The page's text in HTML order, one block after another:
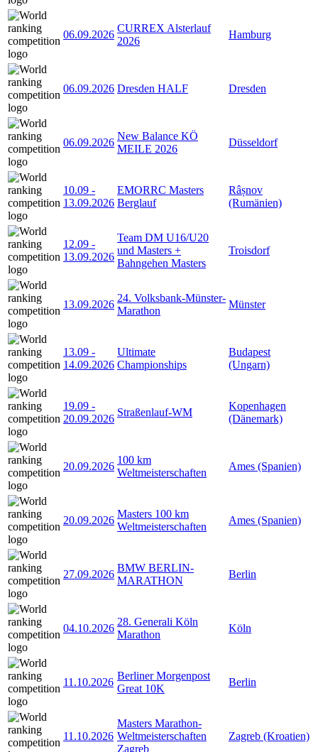
06.09.2026
CURREX Alsterlauf
2026
Hamburg
06.09.2026 Dresden HALF Dresden
06.09.2026
New Balance KÖ
MEILE 2026
Düsseldorf
10.09 -
13.09.2026
EMORRC Masters
Berglauf
Râșnov
(Rumänien)
12.09 -
13.09.2026
Team DM U16/U20
und Masters +
Bahngehen Masters
Troisdorf
13.09.2026
24. Volksbank-Münster-
Marathon
Münster
13.09 -
14.09.2026
Ultimate
Championships
Budapest
(Ungarn)
19.09 -
20.09.2026
Straßenlauf-WM
Kopenhagen
(Dänemark)
20.09.2026
100 km
Weltmeisterschaften
Ames (Spanien)
20.09.2026
Masters 100 km
Weltmeisterschaften
Ames (Spanien)
27.09.2026
BMW BERLIN-
MARATHON
Berlin
04.10.2026
28. Generali Köln
Marathon
Köln
11.10.2026
Berliner Morgenpost
Great 10K
Berlin
11.10.2026
Masters Marathon-
Weltmeisterschaften
Zagreb
Zagreb (Kroatien)